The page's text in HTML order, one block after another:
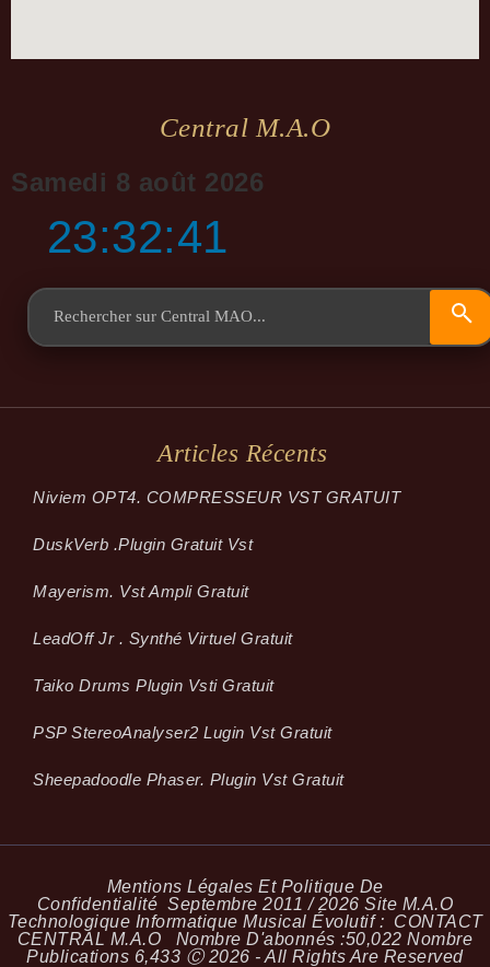
Central M.a.o
Samedi 8 août 2026
23:32:42
Articles Récents
Niviem OPT4. COMPRESSEUR VST GRATUIT
Dusk­Verb .plugin Gratuit Vst
Mayerism. Vst Ampli Gratuit
LeadOff Jr . Synthé Virtuel Gratuit
Taiko Drums Plugin Vsti Gratuit
PSP StereoAnalyser2 Lugin Vst Gratuit
Sheepadoodle Phaser. Plugin Vst Gratuit
Mentions Légales Et Politique De
Confidentialité Septembre 2011 / 2026 Site M.A.O
Technologique Informatique Musical Évolutif : CONTACT
CENTRAL M.A.O Nombre D'abonnés :50,022 Nombre
Publications 6,433 Ⓒ 2026 - All Rights Are Reserved